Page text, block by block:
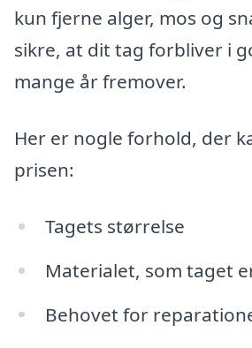
kun fjerne alger, mos og
sikre, at dit tag forbliver i
mange år fremover.
Her er nogle forhold, der
prisen:
Tagets størrelse
Materialet, som taget
Behovet for